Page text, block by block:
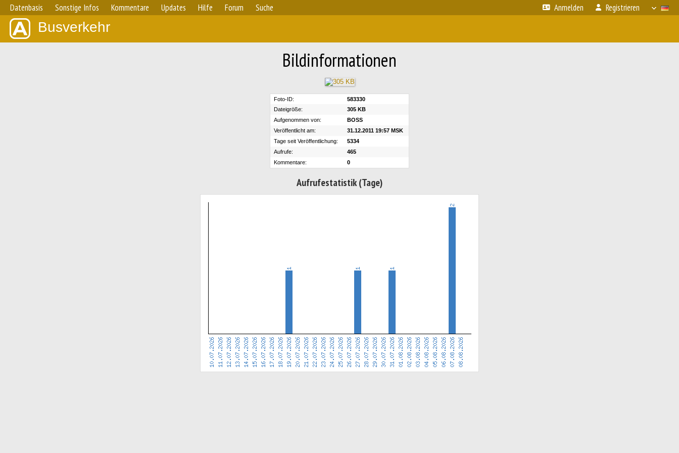
Datenbasis Sonstige Infos Kommentare Updates Hilfe Forum Suche Anmelden Registrieren
Busverkehr
Bildinformationen
Foto-ID:
583330
Dateigröße:
305 KB
Aufgenommen von:
BOSS
Veröffentlicht am:
31.12.2011 19:57 MSK
Tage seit Veröffentlichung:
5334
Aufrufe:
465
Kommentare:
0
Aufrufestatistik (Tage)